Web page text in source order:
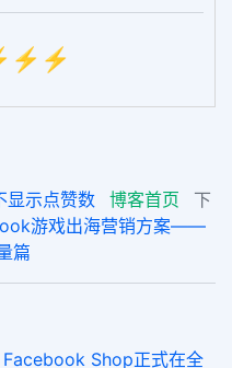
显示点赞数 博客首页
下
游戏出海营销方案——
篇
Shop正式在全